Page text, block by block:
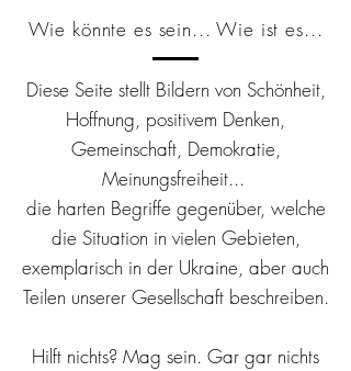
Wie könnte es sein... Wie ist es...
Diese Seite stellt Bildern von Schönheit,
Hoffnung, positivem Denken,
Gemeinschaft, Demokratie,
Meinungsfreiheit...
die harten Begriffe gegenüber, welche
die Situation in vielen Gebieten,
exemplarisch in der Ukraine, aber auch
Teilen unserer Gesellschaft beschreiben.
Hilft nichts? Mag sein. Gar gar nichts